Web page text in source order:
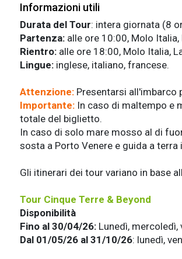
Informazioni utili
Durata del Tour: intera giornata (8
Partenza:alle ore 10:00, Molo Italia,
Rientro:alle ore 18:00, Molo Italia,
Lingue:inglese, italiano, francese.
Attenzione:Presentarsi all'imbarco
Importante:In caso di maltempo e
totale del biglietto.
In caso di solo mare mosso al di
sosta a Porto Venere e guida a
Gli itinerari dei tour variano in base
Tour Cinque Terre & Beyond
Disponibilità
Fino al 30/04/26: Lunedì, mercoledì,
Dal 01/05/26 al 31/10/26: lunedì,